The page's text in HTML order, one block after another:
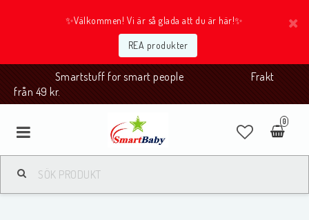
✨Välkommen! Vi är så glada att du är här!✨
REA produkter
Smartstuff for smart people Frakt
från 49 kr.
0